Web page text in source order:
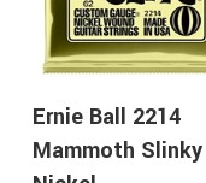
Ernie Ball 2214
Mammoth Slinky